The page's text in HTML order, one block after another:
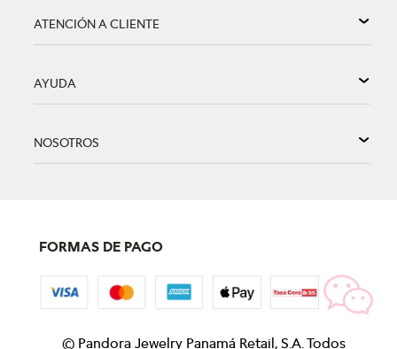
ATENCIÓN A CLIENTE
AYUDA
NOSOTROS
FORMAS DE PAGO
© Pandora Jewelry Panamá Retail, S.A. Todos